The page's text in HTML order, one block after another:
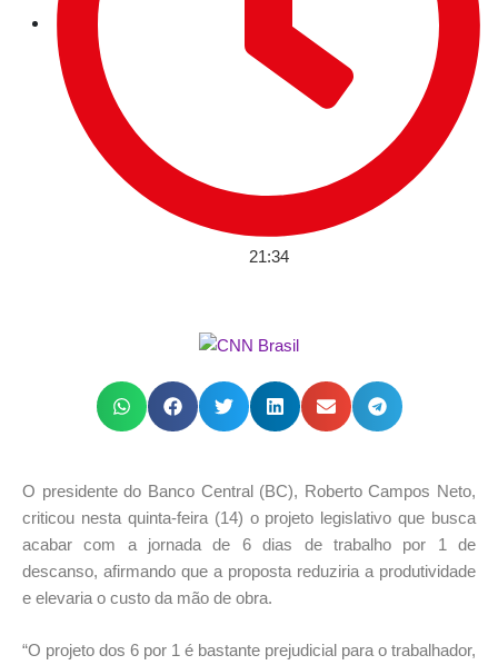
21:34
O presidente do Banco Central (BC), Roberto Campos Neto,
criticou nesta quinta-feira (14) o projeto legislativo que busca
acabar com a jornada de 6 dias de trabalho por 1 de
descanso, afirmando que a proposta reduziria a produtividade
e elevaria o custo da mão de obra.
“O projeto dos 6 por 1 é bastante prejudicial para o trabalhador,